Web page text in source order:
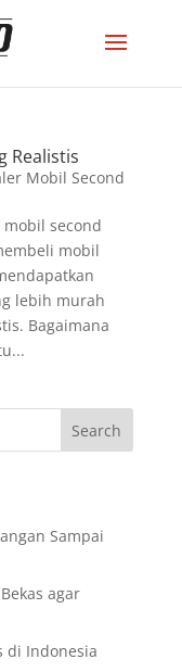
Realistis
Mobil Second
mobil second
mobil
lebih murah
Bagaimana
Search
Sampai
agar
di Indonesia